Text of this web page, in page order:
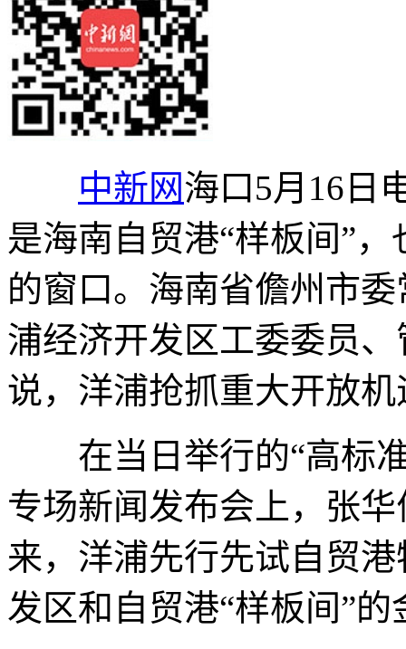
中新网海口5月16日
是海南自贸港“样板间”
的窗口。海南省儋州市
浦经济开发区工委委员
说，洋浦抢抓重大开放
在当日举行的“高标准
专场新闻发布会上，张
来，洋浦先行先试自贸
发区和自贸港“样板间”的